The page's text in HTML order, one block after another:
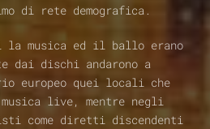
di rete demografica.
musica ed il ballo erano
dai dischi andarono a
europeo quei locali che
live, mentre negli
come diretti discendenti